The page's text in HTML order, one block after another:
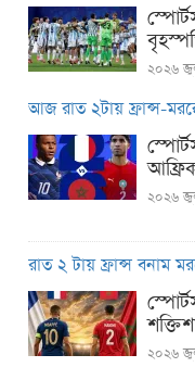
২০২৬
আজ রাত ২টায় ফ্রান্স-
২০২৬
রাত ২ টায় ফ্রান্স বনাম
২০২৬